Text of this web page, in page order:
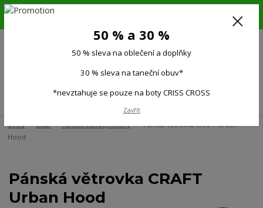
6.-16.8.26. DOVOLENÁ !!! 50 % SLEVA na všechno oblečení a doplňky !!!
(Po-Pá 9:00-15.00)
Úvod Muži Pánské bundy, mikiny
Pánská větrovka CRAFT Urban
Hood
Pánská větrovka CRAFT
Urban Hood
50 % a 30 %
50 % sleva na oblečení a doplňky
30 % sleva na taneční obuv*
*nevztahuje se pouze na boty CRISS CROSS
Zavřít